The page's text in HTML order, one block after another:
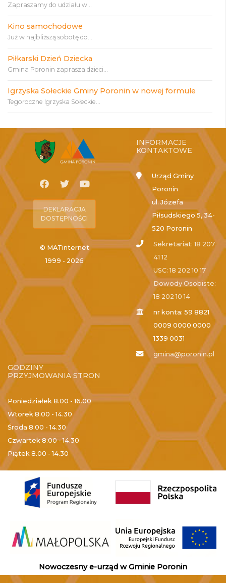
Zapraszamy do udziału w...
Kino samochodowe
Już w najbliższą sobotę do...
Piłkarski Dzień Dziecka
Gmina Poronin zaprasza dzieci...
Igrzyska Sołeckie Gminy Poronin w nowej formule
Tegoroczne Igrzyska Sołeckie...
DEKLARACJA
DOSTĘPNOŚCI
© MATinternet
1999 - 2026
INFORMACJE
KONTAKTOWE
Urząd Gminy
Poronin
ul. Józefa
Piłsudskiego 5, 34-
520 Poronin
Sekretariat: 18 207
41 12
USC: 18 202 10 17
Dowody Osobiste:
18 202 10 14
nr konta: 59 8821
0009 0000 0000
1339 0031
gmina@poronin.pl
GODZINY
PRZYJMOWANIA STRON
Poniedziałek 8.00 - 16.00
Wtorek 8.00 - 14.30
Środa 8.00 - 14.30
Czwartek8.00 - 14.30
Piątek 8.00 - 14.30
Nowoczesny e-urząd w Gminie Poronin